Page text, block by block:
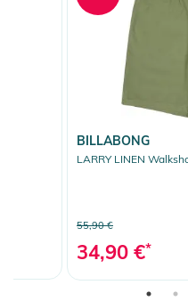
BILLABONG
LARRY LINEN
55,90 €
34,90 €*